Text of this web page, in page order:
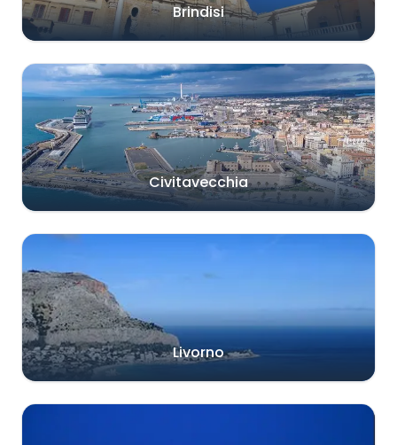
Brindisi
Civitavecchia
Livorno